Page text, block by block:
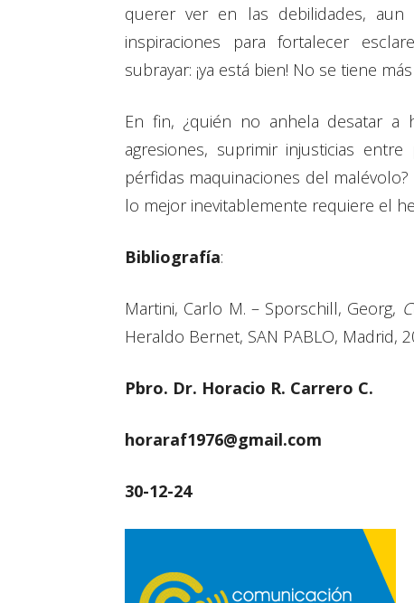
querer ver en las debilidades,
inspiraciones para fortalecer
subrayar: ¡ya está bien! No se tiene
En fin, ¿quién no anhela desatar a
agresiones, suprimir injusticias
pérfidas maquinaciones del
lo mejor inevitablemente requiere el
Bibliografía:
Martini, Carlo M. – Sporschill, Georg,
Heraldo Bernet, SAN PABLO, Madrid,
Pbro. Dr. Horacio R. Carrero C.
horaraf1976@gmail.com
30-12-24